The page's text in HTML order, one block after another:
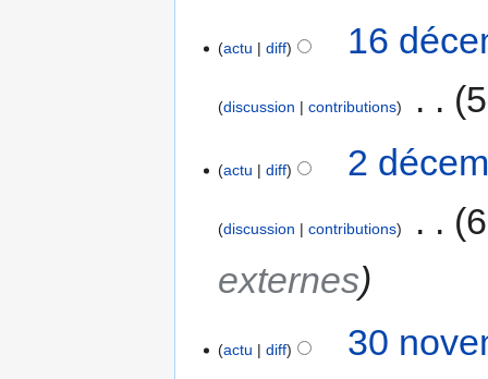
actu diff 16
discussion contributions
actu diff 2
discussion contributions
externes
actu diff 30